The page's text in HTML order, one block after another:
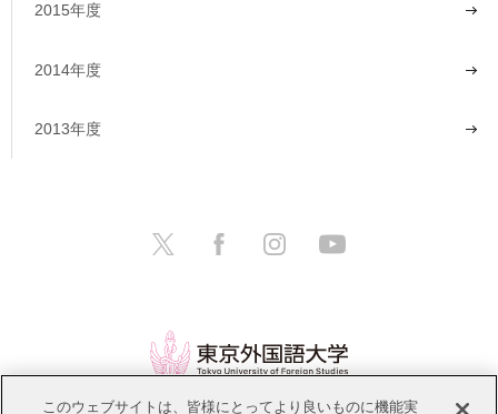
2015年度
2014年度
2013年度
このウェブサイトは、皆様にとってより良いものに機能実